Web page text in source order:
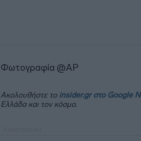
Φωτογραφία @AP
Ακολουθήστε το insider.gr στο Google
Ελλάδα και τον κόσμο.